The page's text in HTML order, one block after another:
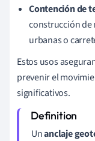
Contención de
construcción de
urbanas o
Estos usos
prevenir el
significativos.
Unanclaje